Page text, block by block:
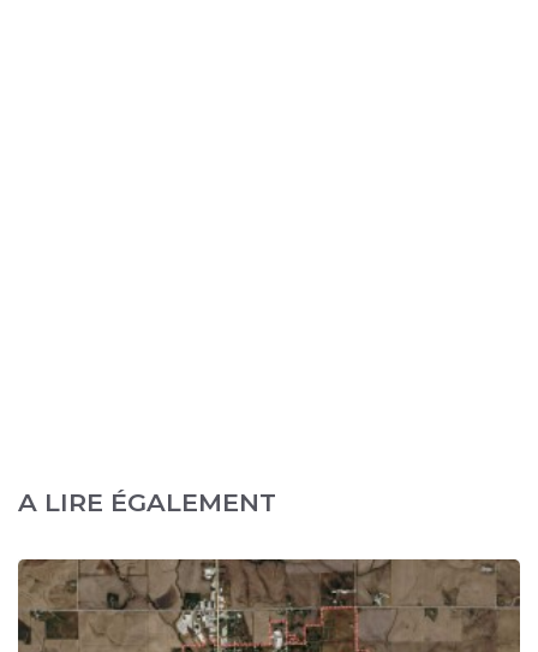
A LIRE ÉGALEMENT